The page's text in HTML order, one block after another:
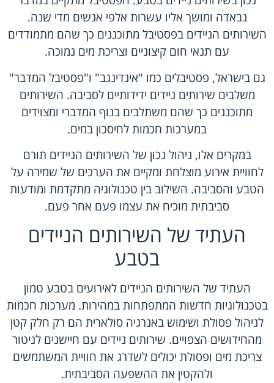
נבאדה ומושך אליו עשרות אלפי אנשים מדי שנה.
השירותים הניידים בפסטיבל מתוכננים כך שהם מתמודדים
עם תנאי חום קיצוניים וצריכת מים נמוכה.
גם בישראל, פסטיבלים כמו "אינדינגב" ו"פסטיבל המדבר"
משלבים שירותים ניידים ידידותיים לסביבה. השירותים
מתוכננים כך שהם משתלבים בנוף המדברי ומצוידים
במערכות חכמות לחיסכון במים.
במקרים אלו, ניהול נכון של השירותים הניידים תורם
לחוויית אירוע מוצלחת ומקיים את הערכים של שמירה על
הטבע והסביבה. השילוב בין טכנולוגיה מתקדמת ומודעות
סביבתית מוכיח את עצמו פעם אחר פעם.
העתיד של השירותים הניידים
בטבע
העתיד של השירותים הניידים לאירועים בטבע טמון
בטכנולוגיות חדשות המתפתחות במהירות. מערכות חכמות
לניהול פסולת ושימוש באנרגיה סולארית הם רק חלק קטן
מהחידושים הצפויים. שירותים ניידים עם חיישנים לניטור
צריכת מים ופסולת יכולים לשדרג את חוויית המשתמשים
ולהקטין את ההשפעה הסביבתית.